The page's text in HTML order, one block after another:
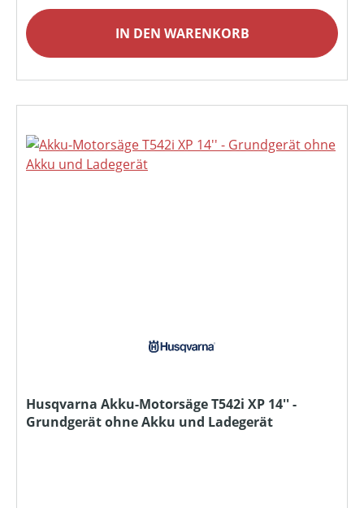
IN DEN WARENKORB
Husqvarna Akku-Motorsäge T542i XP 14'' -
Grundgerät ohne Akku und Ladegerät